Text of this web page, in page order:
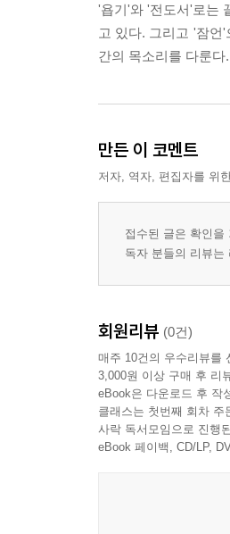
'욥기'와 '전도서'로는
고 있다. 그리고 '잠언
간의 목소리를 다룬다.
만든 이 코멘트
저자, 역자, 편집자를 위
접수된 글은 확인을
독자 분들의 리뷰
회원리뷰 (0건)
매주 10건의 우수리뷰를
3,000원 이상 구매 후 리
eBook은 다운로드 후 작
클래스는 첫번째 회차
사락 독서모임으로 진행
eBook 페이백, CD/LP,